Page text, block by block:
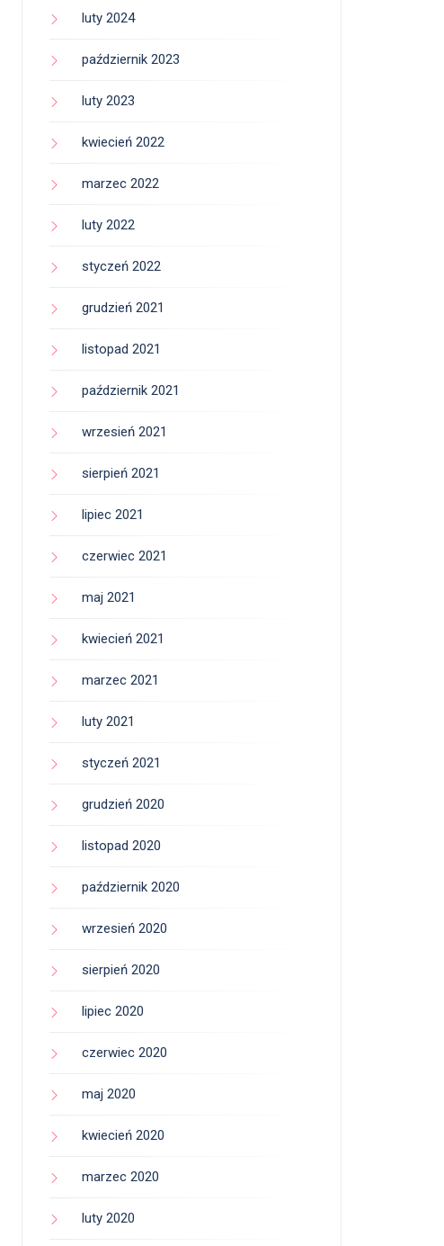
luty 2024
październik 2023
luty 2023
kwiecień 2022
marzec 2022
luty 2022
styczeń 2022
grudzień 2021
listopad 2021
październik 2021
wrzesień 2021
sierpień 2021
lipiec 2021
czerwiec 2021
maj 2021
kwiecień 2021
marzec 2021
luty 2021
styczeń 2021
grudzień 2020
listopad 2020
październik 2020
wrzesień 2020
sierpień 2020
lipiec 2020
czerwiec 2020
maj 2020
kwiecień 2020
marzec 2020
luty 2020